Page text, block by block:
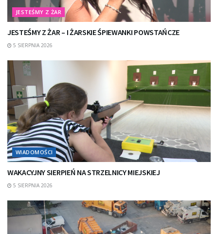
JESTEŚMY Z ŻAR
JESTEŚMY Z ŻAR – I ŻARSKIE ŚPIEWANKI POWSTAŃCZE
5 SIERPNIA 2026
WIADOMOŚCI
WAKACYJNY SIERPIEŃ NA STRZELNICY MIEJSKIEJ
5 SIERPNIA 2026